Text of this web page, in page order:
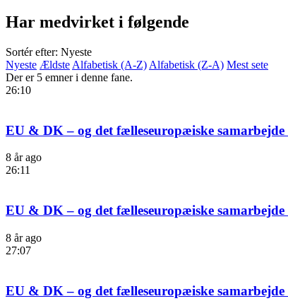
Har medvirket i følgende
Sortér efter: Nyeste
Nyeste Ældste Alfabetisk (A-Z) Alfabetisk (Z-A) Mest sete
Der er 5 emner i denne fane.
26:10
EU & DK – og det fælleseuropæiske samarbejde
8 år ago
26:11
EU & DK – og det fælleseuropæiske samarbejde
8 år ago
27:07
EU & DK – og det fælleseuropæiske samarbejde